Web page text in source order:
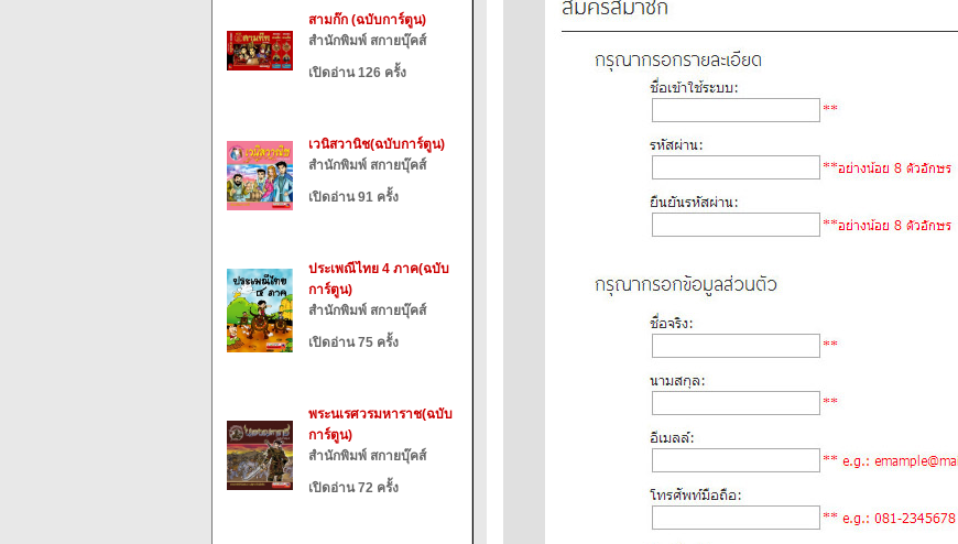
สามก๊ก (ฉบับการ์ตูน)
สำนักพิมพ์ สกายบุ๊คส์
เปิดอ่าน 126 ครั้ง
เวนิสวานิช(ฉบับการ์ตูน)
สำนักพิมพ์ สกายบุ๊คส์
เปิดอ่าน 91 ครั้ง
ประเพณีไทย 4 ภาค(ฉบับ
การ์ตูน)
สำนักพิมพ์ สกายบุ๊คส์
เปิดอ่าน 75 ครั้ง
พระนเรศวรมหาราช(ฉบับ
การ์ตูน)
สำนักพิมพ์ สกายบุ๊คส์
เปิดอ่าน 72 ครั้ง